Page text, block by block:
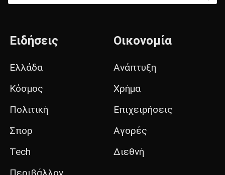
Ειδήσεις
Ελλάδα
Κόσμος
Πολιτική
Σπορ
Tech
Οικονομία
Ανάπτυξη
Χρήμα
Επιχειρήσεις
Αγορές
Διεθνή